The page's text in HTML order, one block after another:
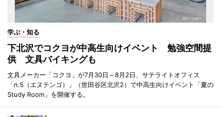
学ぶ・知る
下北沢でコクヨが中高生向けイベント 勉強空間提
供 文具バイキングも
文具メーカー「コクヨ」が7月30日～8月2日、サテライトオフィス
「n.5（エヌテンゴ）」（世田谷区北沢2）で中高生向けイベント「夏の
Study Room」を開催する。